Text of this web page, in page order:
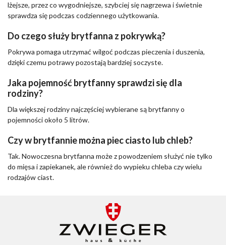
lżejsze, przez co wygodniejsze, szybciej się nagrzewa i świetnie
sprawdza się podczas codziennego użytkowania.
Do czego służy brytfanna z pokrywką?
Pokrywa pomaga utrzymać wilgoć podczas pieczenia i duszenia,
dzięki czemu potrawy pozostają bardziej soczyste.
Jaka pojemność brytfanny sprawdzi się dla
rodziny?
Dla większej rodziny najczęściej wybierane są brytfanny o
pojemności około 5 litrów.
Czy w brytfannie można piec ciasto lub chleb?
Tak. Nowoczesna brytfanna może z powodzeniem służyć nie tylko
do mięsa i zapiekanek, ale również do wypieku chleba czy wielu
rodzajów ciast.